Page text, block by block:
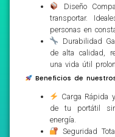
Diseño
transportar.
personas en
Durabilidad
de alta calidad,
una vida útil
Beneficios de
Carga Rápida
de tu portátil
energía.
Seguridad